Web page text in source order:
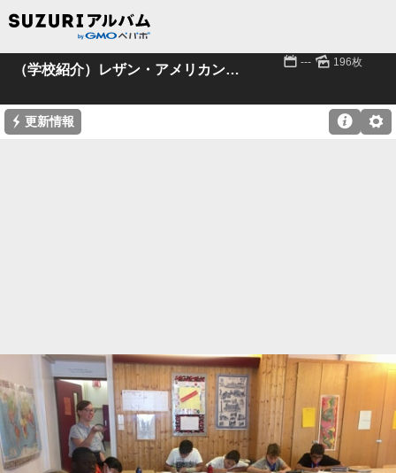
（学校紹介）レザン・アメリカン・スクール 📅 --- 🌄 196枚
⚡ 更新情報 ⚙
